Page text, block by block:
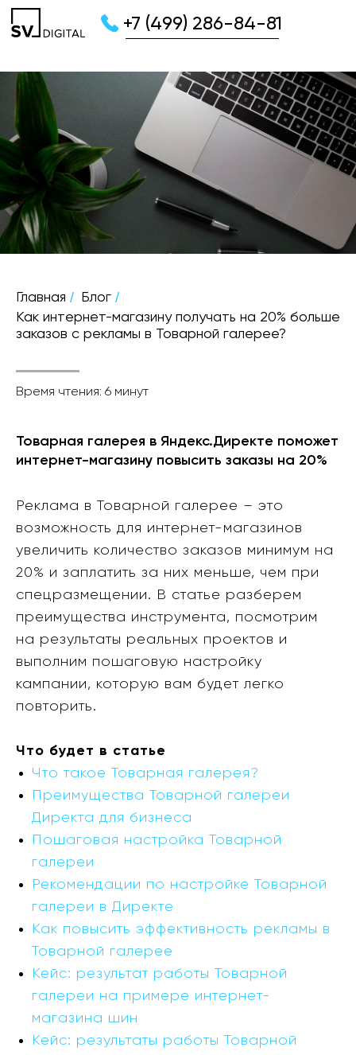
+7 (499) 286-84-81
Главная / Блог /
Как интернет-магазину получать на 20% больше
заказов с рекламы в Товарной галерее?
Время чтения: 6 минут
Товарная галерея в Яндекс.Директе поможет
интернет-магазину повысить заказы на 20%
Реклама в Товарной галерее – это
возможность для интернет-магазинов
увеличить количество заказов минимум на
20% и заплатить за них меньше, чем при
спецразмещении. В статье разберем
преимущества инструмента, посмотрим
на результаты реальных проектов и
выполним пошаговую настройку
кампании, которую вам будет легко
повторить.
Что будет в статье
Что такое Товарная галерея?
Преимущества Товарной галереи
Директа для бизнеса
Пошаговая настройка Товарной
галереи
Рекомендации по настройке Товарной
галереи в Директе
Как повысить эффективность рекламы в
Товарной галерее
Кейс: результат работы Товарной
галереи на примере интернет-
магазина шин
Кейс: результаты работы Товарной